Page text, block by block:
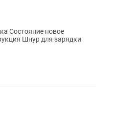
Шнур для зарядки